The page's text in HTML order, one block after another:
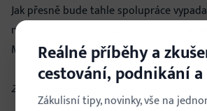
Jak přesně bude tahle spolupráce
na tom, jak spor dopadne. A hlavně na
Midjourney od trojice studií nakonec
Zdroje: ,gizmodo.com
Reálné příběhy a
cestování, podnikání a
Zákulisní tipy, novinky, vše na